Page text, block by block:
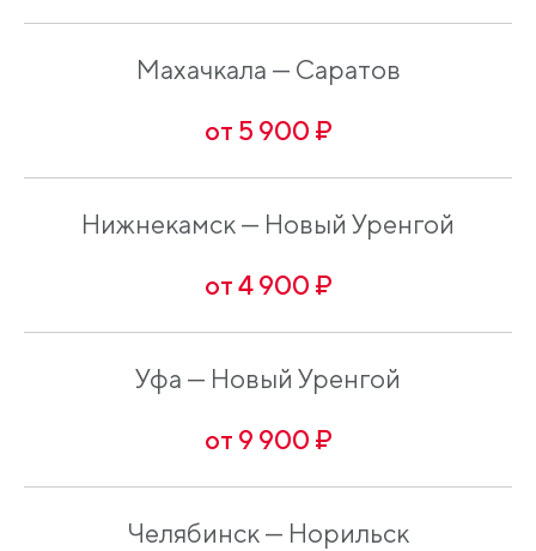
Махачкала — Саратов
от 5 900 ₽
Нижнекамск — Новый Уренгой
от 4 900 ₽
Уфа — Новый Уренгой
от 9 900 ₽
Челябинск — Норильск